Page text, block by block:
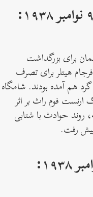
ساعت ۵:۳۰ بعد از ظهر، ۹ نوامبر ۱۹۳۸:
برای بزرگداشت
هیتلر برای تصرف
۱۹۲۳- در مونیخ گرد هم آمده بودند. شامگاه
ارنست فوم راث بر اثر
حوادث با شتابی
رفت.
۹:۳۰ تا ۱۰:۰۰ شب، ۹ نوامبر ۱۹۳۸: